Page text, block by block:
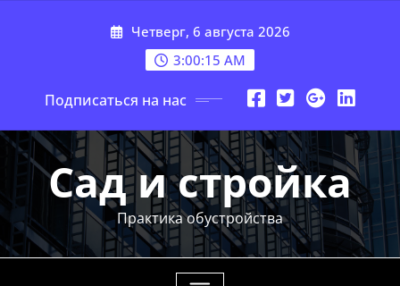
Четверг, 6 августа 2026
3:00:17 AM
Подписаться на нас
Сад и стройка
Практика обустройства